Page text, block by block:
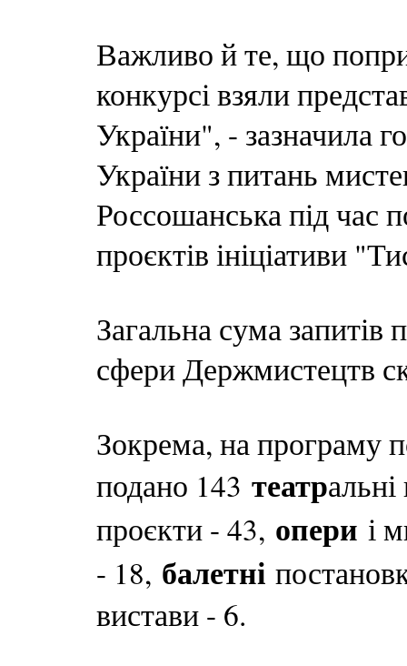
Важливо й те, що
конкурсі взяли
України", - зазначила
України з питань
Россошанська під час
проєктів ініціативи
Загальна сума запитів
сфери Держмистецтв
Зокрема, на програму
подано 143 театр
проєкти - 43, опери і
- 18, балетні
вистави - 6.